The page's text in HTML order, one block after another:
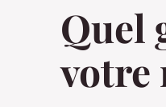
Quel
votre